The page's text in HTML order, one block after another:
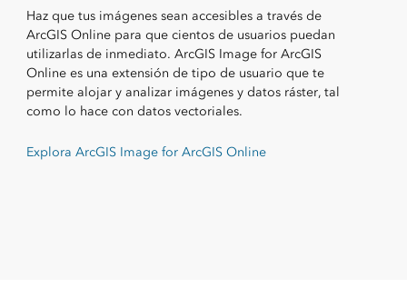
Haz que tus imágenes sean accesibles a través de
ArcGIS Online para que cientos de usuarios puedan
utilizarlas de inmediato. ArcGIS Image for ArcGIS
Online es una extensión de tipo de usuario que te
permite alojar y analizar imágenes y datos ráster, tal
como lo hace con datos vectoriales.
Explora ArcGIS Image for ArcGIS Online